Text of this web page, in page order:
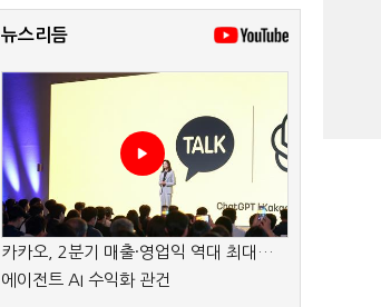
뉴스리듬
카카오, 2분기 매출·영업익 역대 최대…
에이전트 AI 수익화 관건